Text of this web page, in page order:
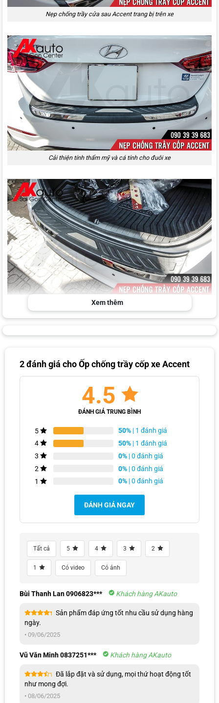
Nẹp chống trầy cửa sau Accent trang bị trên xe
Cải thiện tính thẩm mỹ và cá tính cho đuôi xe
Phần bệ cốp được bảo vệ cứng cáp hơn
Cận cảnh nẹp chống trầy cốp sau xe Accent
AKauto lắp đặt miễn phí và cam kết bảo hành uy tín
Xem thêm
2 đánh giá choỐp chống trầy cốp xe Accent
4.5
ĐÁNH GIÁ TRUNG BÌNH
5 50% | 1 đánh giá
4
50% | 1 đánh giá
3
0% | 0 đánh giá
2
0% | 0 đánh giá
1
0% | 0 đánh giá
ĐÁNH GIÁ NGAY
Tất cả 5 4 3 2
1 Có video Có ảnh
Bùi Thanh Lan 0906823*** Khách hàng AKauto
Được xếp
hạng5
sao
Sản phẩm đáp ứng tốt nhu cầu sử dụng hàng
ngày.
• 09/06/2025
Vũ Văn Minh 0837251*** Khách hàng AKauto
Được
xếp
hạng4
5 sao
Đã lắp đặt và sử dụng, mọi thứ hoạt động tốt
như mong đợi.
• 08/06/2025